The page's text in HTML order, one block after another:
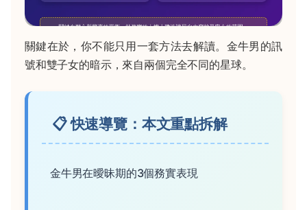
關鍵在於，你不能只用一套方法去解讀。金牛男的訊
號和雙子女的暗示，來自兩個完全不同的星球。
📋 快速導覽：本文重點拆解
金牛男在曖昧期的3個務實表現